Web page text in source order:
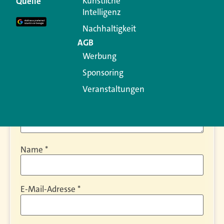
Erforderliche Felder sind mit
Kommentar
Name *
E-Mail-Adresse *
Intelligenz
Nachhaltigkeit
AGB
Werbung
Sponsoring
Veranstaltungen